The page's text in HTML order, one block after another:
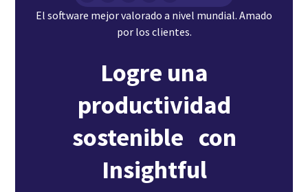
El software mejor valorado a nivel mundial. Amado
por los clientes.
Logre una
productividad
sostenible con
Insightful